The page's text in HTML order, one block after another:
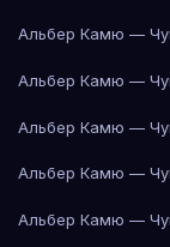
Альбер Камю —
Альбер Камю —
Альбер Камю —
Альбер Камю —
Альбер Камю —